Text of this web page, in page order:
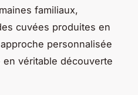
familiaux,
cuvées produites en
personnalisée
véritable découverte